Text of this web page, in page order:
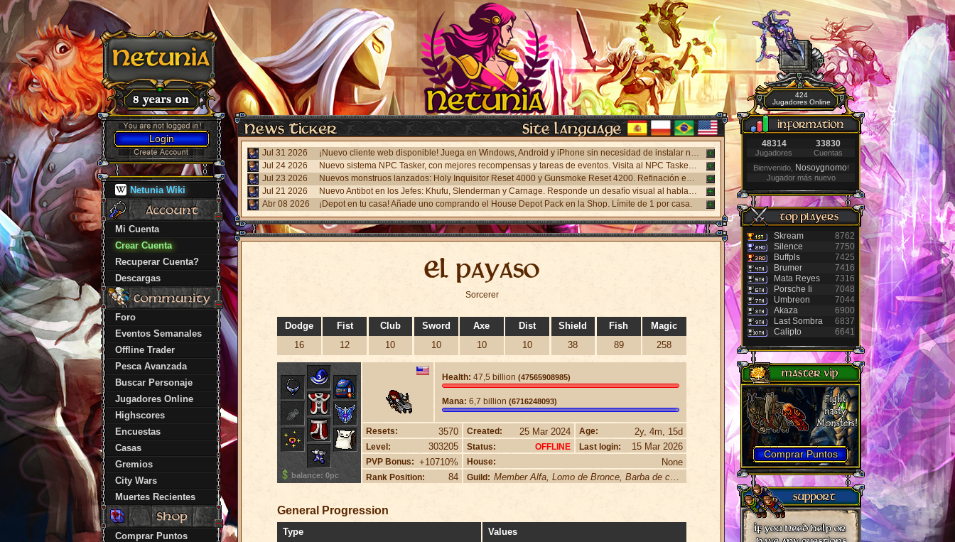
Login
Netunia Wiki
Mi Cuenta
Crear Cuenta
Recuperar Cuenta?
Descargas
Foro
Eventos Semanales
Offline Trader
Pesca Avanzada
Buscar Personaje
Jugadores Online
Highscores
Encuestas
Casas
Gremios
City Wars
Muertes Recientes
Comprar Puntos
Jul 31 2026
¡Nuevo cliente web disponible! Juega en Windows, Android y iPhone sin necesidad de instalar nada. Accede desde el panel "Mi Cuenta".
Jul 24 2026
Nuevo sistema NPC Tasker, con mejores recompensas y tareas de eventos. Visita al NPC Tasker con el Cliente Universal actualizado.
Jul 23 2026
Nuevos monstruos lanzados: Holy Inquisitor Reset 4000 y Gunsmoke Reset 4200. Refinación en la estatua Rigel, caza 6.
Jul 21 2026
Nuevo Antibot en los Jefes: Khufu, Slenderman y Carnage. Responde un desafío visual al hablar con los NPCs guardias para acceder a las salas.
Abr 08 2026
¡Depot en tu casa! Añade uno comprando el House Depot Pack en la Shop. Límite de 1 por casa.
El payaso
Sorcerer
Dodge
16
Fist
12
Club
10
Sword
10
Axe
10
Dist
10
Shield
38
Fish
89
Magic
258
balance: 0pc
Health: 47,5 billion (47565908985)
Mana: 6,7 billion (6716248093)
Resets: 3570
Level: 303205
PVP Bonus: +10710%
Rank Position: 84
Created: 25 Mar 2024 Age: 2y, 4m, 15d
Status: OFFLINE Last login: 15 Mar 2026
House: None
Guild: Member Alfa, Lomo de Bronce, Barba de candado, Pelo en brazos, Espalda de guardian, Brazo de chalan, Voz de macho, Semental italiano, nunca pierde su hojita del mandado, le pega la vieja y le da a la cerveza bien helada, titiritero de titeres
General Progression
Type
Values
424
Jugadores Online
48314 33830
Jugadores
Cuentas
Bienvenido,
Nosoygnomo!
Jugador más nuevo
Skream
8762
Silence
7750
Buffpls
7425
Brumer
7416
Mata Reyes
7316
Porsche Ii
7048
Umbreon
7044
Akaza
6900
Last Sombra
6837
Calipto
6641
Comprar Puntos